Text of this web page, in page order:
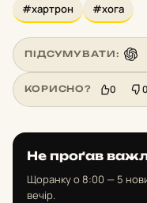
#хартрон
#хога
ПІДСУМУВАТИ:
КОРИСНО? 0 0
Не проґав
Щоранку о 8:00 — 5
вечір.